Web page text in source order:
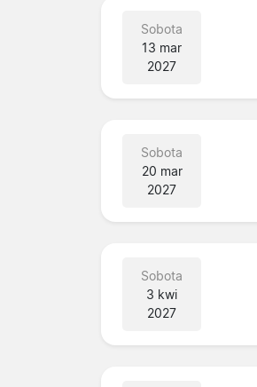
Sobota
13 mar
2027
Sobota
20 mar
2027
Sobota
3 kwi
2027